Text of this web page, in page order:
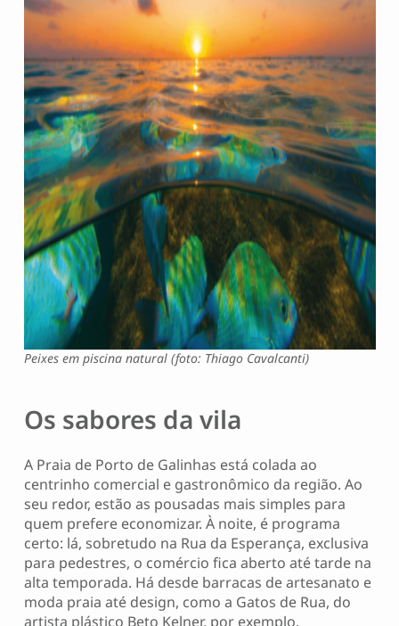
Peixes em piscina natural (foto: Thiago Cavalcanti)
Os sabores da vila
A Praia de Porto de Galinhas está colada ao
centrinho comercial e gastronômico da região. Ao
seu redor, estão as pousadas mais simples para
quem prefere economizar. À noite, é programa
certo: lá, sobretudo na Rua da Esperança, exclusiva
para pedestres, o comércio fica aberto até tarde na
alta temporada. Há desde barracas de artesanato e
moda praia até design, como a Gatos de Rua, do
artista plástico Beto Kelner, por exemplo.